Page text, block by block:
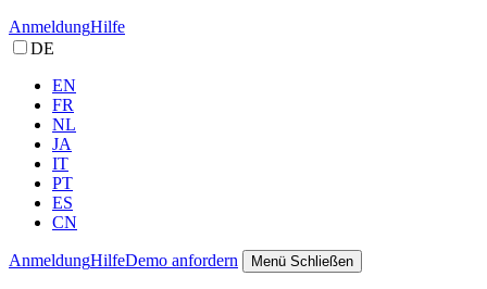
AnmeldungHilfe
DE
EN
FR
NL
JA
IT
PT
ES
CN
AnmeldungHilfeDemo anfordern Menü Schließen